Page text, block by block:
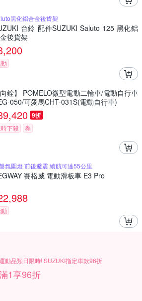
黑化鋁合金後貨架
台鈴 配件SUZUKI Saluto 125 黑化鋁
後貨架
向銓】 POMELO微型電動二輪車/電動自行車
050/可愛馬CHT-031S(電動自行車)
9折
下殺 券
氛圍燈 前後避震 續航可達55公里
賽格威 電動滑板車 E3 Pro
動品類日限時! SUZUKI指定車款96折
1享96折